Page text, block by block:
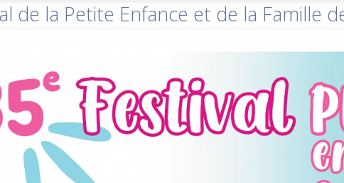
de la Petite Enfance et de la Famille